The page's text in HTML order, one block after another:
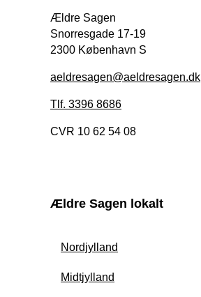
Ældre Sagen
Snorresgade 17-19
2300 København S
aeldresagen@aeldresagen.dk
Tlf. 3396 8686
CVR 10 62 54 08
Ældre Sagen lokalt
Nordjylland
Midtjylland